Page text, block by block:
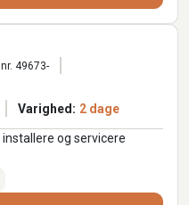
49673-
Varighed: 2 dage
og servicere